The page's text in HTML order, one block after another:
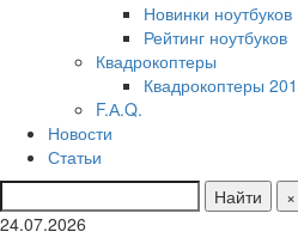
Новинки ноутбуков
Рейтинг ноутбуков
Квадрокоптеры
Квадрокоптеры
F.А.Q.
Новости
Статьи
Найти
×
24.07.2026